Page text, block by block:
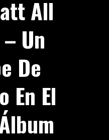
All
Un
De
En El